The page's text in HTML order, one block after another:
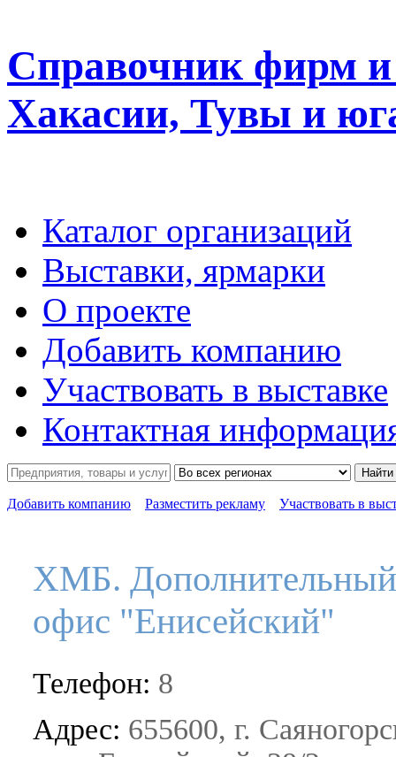
Справочник фирм и
Хакасии, Тувы и
Каталог организаций
Выставки, ярмарки
О проекте
Добавить компанию
Участвовать в выставке
Контактная
Найти
Добавить компанию Разместить рекламу Участвовать в
ХМБ. Дополнительный
офис "Енисейский"
Телефон: 8
Адрес: 655600, г.